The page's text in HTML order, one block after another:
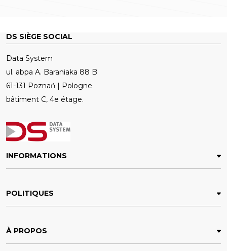
DS SIÈGE SOCIAL
Data System
ul. abpa A. Baraniaka 88 B
61-131 Poznań | Pologne
bâtiment C, 4e étage.
INFORMATIONS
POLITIQUES
À PROPOS